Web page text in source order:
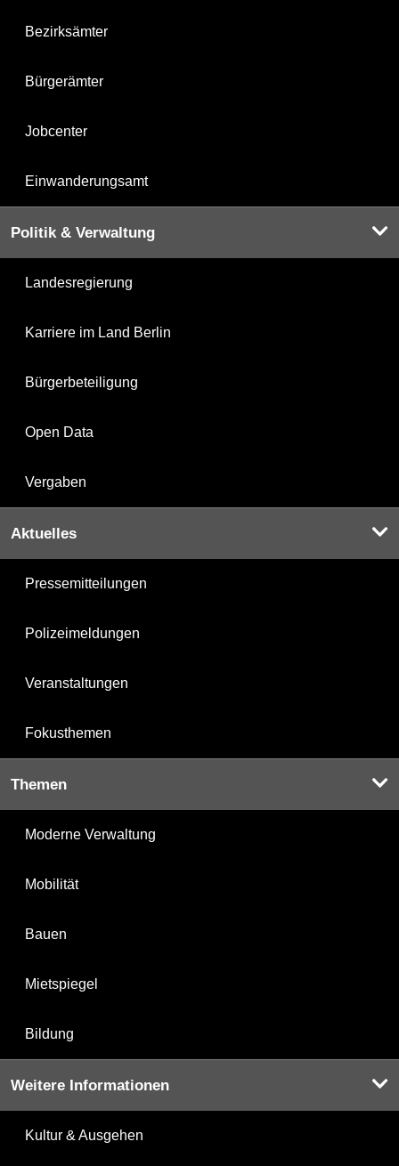
Bezirksämter
Bürgerämter
Jobcenter
Einwanderungsamt
Politik & Verwaltung
Landesregierung
Karriere im Land Berlin
Bürgerbeteiligung
Open Data
Vergaben
Aktuelles
Pressemitteilungen
Polizeimeldungen
Veranstaltungen
Fokusthemen
Themen
Moderne Verwaltung
Mobilität
Bauen
Mietspiegel
Bildung
Weitere Informationen
Kultur & Ausgehen